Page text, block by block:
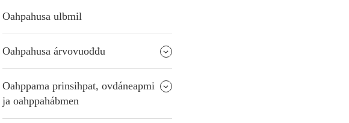
Oahpahusa ulbmil
Oahpahusa árvovuođđu
Oahppama prinsihpat, ovdáneapmi
ja oahppahábmen